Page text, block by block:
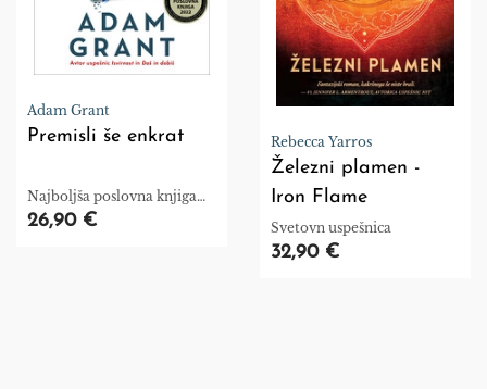
Adam Grant
Premisli še enkrat
Najboljša poslovna knjiga
leta 2022
26,90 €
Rebecca Yarros
Železni plamen -
Iron Flame
Svetovn uspešnica
32,90 €